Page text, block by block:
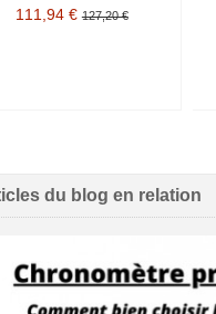
111,94 € 127,20 €
du blog en relation